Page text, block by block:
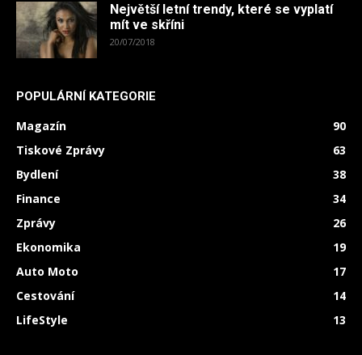
Největší letní trendy, které se vyplatí
mít ve skříni
20/07/2018
POPULÁRNÍ KATEGORIE
Magazín
90
Tiskové Zprávy
63
Bydlení
38
Finance
34
Zprávy
26
Ekonomika
19
Auto Moto
17
Cestování
14
LifeStyle
13